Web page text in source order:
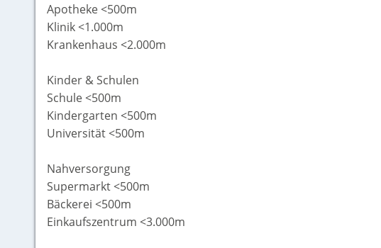
Apotheke <500m
Klinik <1.000m
Krankenhaus <2.000m
Kinder & Schulen
Schule <500m
Kindergarten <500m
Universität <500m
Nahversorgung
Supermarkt <500m
Bäckerei <500m
Einkaufszentrum <3.000m